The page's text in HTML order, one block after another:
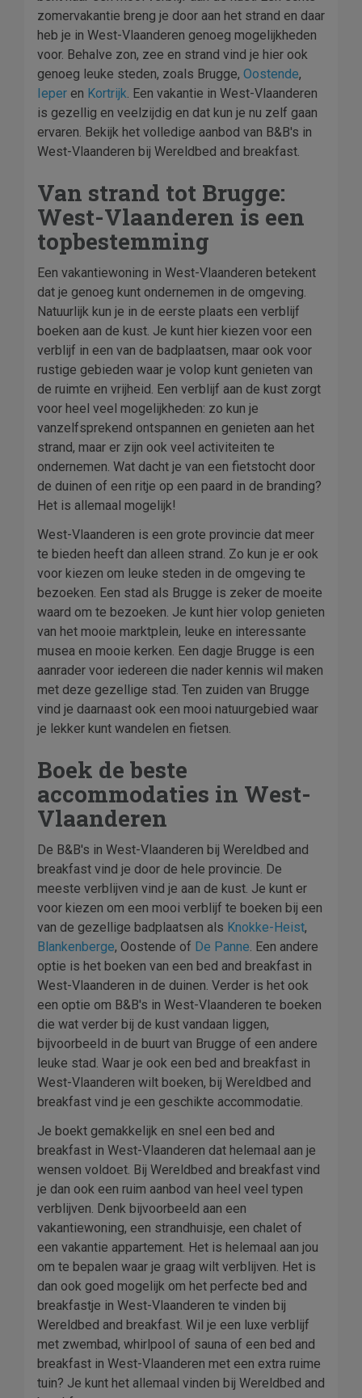
zomervakantie breng je door aan het strand en daar
heb je in West-Vlaanderen genoeg mogelijkheden
voor. Behalve zon, zee en strand vind je hier ook
genoeg leuke steden, zoals Brugge, Oostende,
Ieper en Kortrijk. Een vakantie in West-Vlaanderen
is gezellig en veelzijdig en dat kun je nu zelf gaan
ervaren. Bekijk het volledige aanbod van B&B's in
West-Vlaanderen bij Wereldbed and breakfast.
Van strand tot Brugge:
West-Vlaanderen is een
topbestemming
Een vakantiewoning in West-Vlaanderen betekent
dat je genoeg kunt ondernemen in de omgeving.
Natuurlijk kun je in de eerste plaats een verblijf
boeken aan de kust. Je kunt hier kiezen voor een
verblijf in een van de badplaatsen, maar ook voor
rustige gebieden waar je volop kunt genieten van
de ruimte en vrijheid. Een verblijf aan de kust zorgt
voor heel veel mogelijkheden: zo kun je
vanzelfsprekend ontspannen en genieten aan het
strand, maar er zijn ook veel activiteiten te
ondernemen. Wat dacht je van een fietstocht door
de duinen of een ritje op een paard in de branding?
Het is allemaal mogelijk!
West-Vlaanderen is een grote provincie dat meer
te bieden heeft dan alleen strand. Zo kun je er ook
voor kiezen om leuke steden in de omgeving te
bezoeken. Een stad als Brugge is zeker de moeite
waard om te bezoeken. Je kunt hier volop genieten
van het mooie marktplein, leuke en interessante
musea en mooie kerken. Een dagje Brugge is een
aanrader voor iedereen die nader kennis wil maken
met deze gezellige stad. Ten zuiden van Brugge
vind je daarnaast ook een mooi natuurgebied waar
je lekker kunt wandelen en fietsen.
Boek de beste
accommodaties in West-
Vlaanderen
De B&B's in West-Vlaanderen bij Wereldbed and
breakfast vind je door de hele provincie. De
meeste verblijven vind je aan de kust. Je kunt er
voor kiezen om een mooi verblijf te boeken bij een
van de gezellige badplaatsen als Knokke-Heist,
Blankenberge, Oostende of De Panne. Een andere
optie is het boeken van een bed and breakfast in
West-Vlaanderen in de duinen. Verder is het ook
een optie om B&B's in West-Vlaanderen te boeken
die wat verder bij de kust vandaan liggen,
bijvoorbeeld in de buurt van Brugge of een andere
leuke stad. Waar je ook een bed and breakfast in
West-Vlaanderen wilt boeken, bij Wereldbed and
breakfast vind je een geschikte accommodatie.
Je boekt gemakkelijk en snel een bed and
breakfast in West-Vlaanderen dat helemaal aan je
wensen voldoet. Bij Wereldbed and breakfast vind
je dan ook een ruim aanbod van heel veel typen
verblijven. Denk bijvoorbeeld aan een
vakantiewoning, een strandhuisje, een chalet of
een vakantie appartement. Het is helemaal aan jou
om te bepalen waar je graag wilt verblijven. Het is
dan ook goed mogelijk om het perfecte bed and
breakfastje in West-Vlaanderen te vinden bij
Wereldbed and breakfast. Wil je een luxe verblijf
met zwembad, whirlpool of sauna of een bed and
breakfast in West-Vlaanderen met een extra ruime
tuin? Je kunt het allemaal vinden bij Wereldbed and